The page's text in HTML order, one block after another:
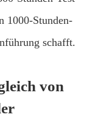
1000-Stunden-
schafft.
von